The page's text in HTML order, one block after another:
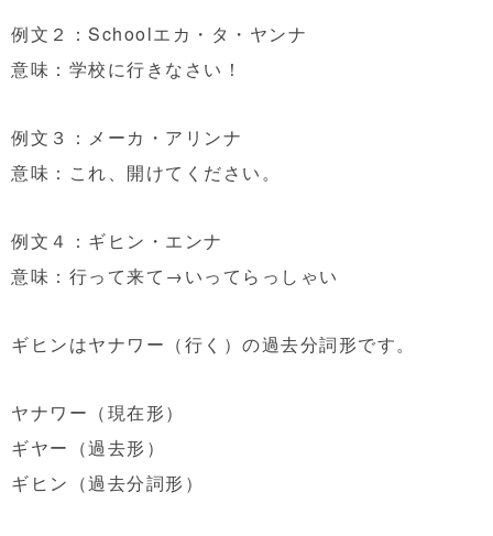
例文２：Schoolエカ・タ・ヤンナ
意味：学校に行きなさい！
例文３：メーカ・アリンナ
意味：これ、開けてください。
例文４：ギヒン・エンナ
意味：行って来て→いってらっしゃい
ギヒンはヤナワー（行く）の過去分詞形です。
ヤナワー（現在形）
ギヤー（過去形）
ギヒン（過去分詞形）